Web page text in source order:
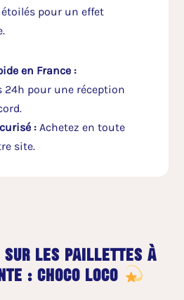
pour un effet
en France :
24h pour une réception
:Achetez en toute
site.
sur les paillettes à
: choco loco